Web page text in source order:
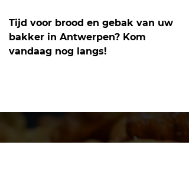
Tijd voor brood en gebak van uw
bakker in Antwerpen? Kom
vandaag nog langs!